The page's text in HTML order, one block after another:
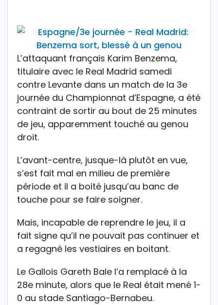
L’attaquant français Karim Benzema,
titulaire avec le Real Madrid samedi
contre Levante dans un match de la 3e
journée du Championnat d’Espagne, a été
contraint de sortir au bout de 25 minutes
de jeu, apparemment touché au genou
droit.
L’avant-centre, jusque-là plutôt en vue,
s’est fait mal en milieu de première
période et il a boité jusqu’au banc de
touche pour se faire soigner.
Mais, incapable de reprendre le jeu, il a
fait signe qu’il ne pouvait pas continuer et
a regagné les vestiaires en boitant.
Le Gallois Gareth Bale l’a remplacé à la
28e minute, alors que le Real était mené 1-
0 au stade Santiago-Bernabeu.